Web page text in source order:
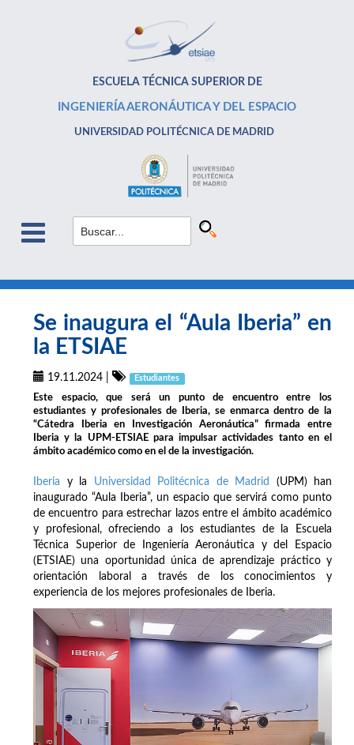
ESCUELA TÉCNICA SUPERIOR DE
INGENIERÍA AERONÁUTICA Y DEL ESPACIO
UNIVERSIDAD POLITÉCNICA DE MADRID
Se inaugura el “Aula Iberia” en
la ETSIAE
19.11.2024 Estudiantes
Este espacio, que será un punto de encuentro entre los
estudiantes y profesionales de Iberia, se enmarca dentro de la
“Cátedra Iberia en Investigación Aeronáutica” firmada entre
Iberia y la UPM-ETSIAE para impulsar actividades tanto en el
ámbito académico como en el de la investigación.
Iberia y la Universidad Politécnica de Madrid
(UPM) han
inaugurado “Aula Iberia”, un espacio que servirá como punto
de encuentro para estrechar lazos entre el ámbito académico
y profesional, ofreciendo a los estudiantes de la Escuela
Técnica Superior de Ingeniería Aeronáutica y del Espacio
(ETSIAE) una oportunidad única de aprendizaje práctico y
orientación laboral a través de los conocimientos y
experiencia de los mejores profesionales de Iberia.